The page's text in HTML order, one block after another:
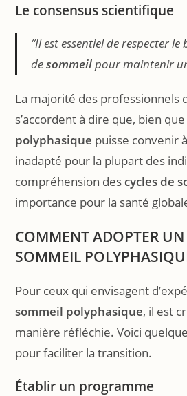
Le consensus scientifique
“Il est essentiel de respecter
desommeilpour maintenir
La majorité des professionnels
s’accordent à dire que, bien
polyphasique puisse convenir
inadapté pour la plupart des
compréhension descycles de
importance pour la santé
COMMENT ADOPTER UN
SOMMEIL
Pour ceux qui envisagent
sommeil polyphasique, il est
manière réfléchie. Voici
pour faciliter la transition.
Établir un programme